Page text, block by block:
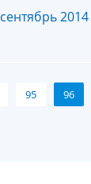
2014
95 96